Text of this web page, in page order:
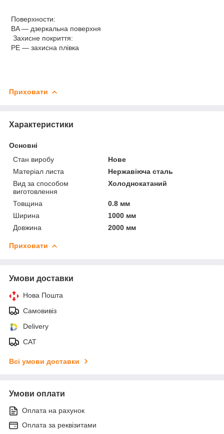
Поверхности:
BA — дзеркальна поверхня
Захисне покриття:
PE — захисна плівка
Приховати
Характеристики
Основні
Стан виробу
Нове
Матеріал листа
Нержавіюча сталь
Вид за способом
виготовлення
Холоднокатаний
Товщина
0.8 мм
Ширина
1000 мм
Довжина
2000 мм
Приховати
Умови доставки
Нова Пошта
Самовивіз
Delivery
САТ
Всі умови доставки
Умови оплати
Оплата на рахунок
Оплата за реквізитами